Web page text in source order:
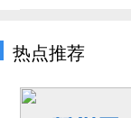
热点推荐